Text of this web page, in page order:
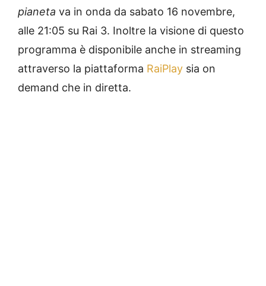
pianeta va in onda da sabato 16 novembre,
alle 21:05 su Rai 3. Inoltre la visione di questo
programma è disponibile anche in streaming
attraverso la piattaforma RaiPlay sia on
demand che in diretta.